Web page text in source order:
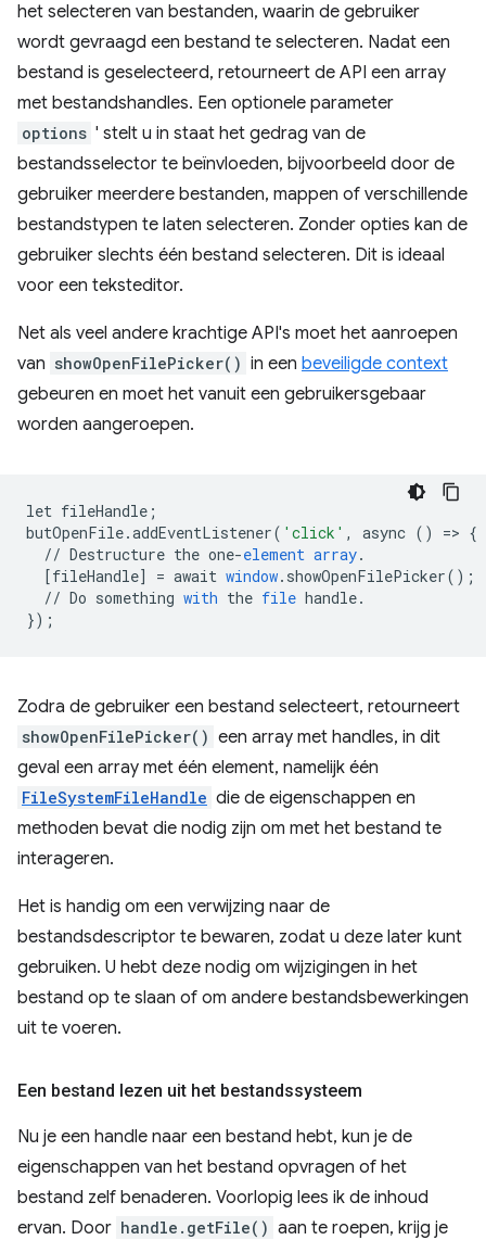
het selecteren van bestanden, waarin de gebruiker
wordt gevraagd een bestand te selecteren. Nadat een
bestand is geselecteerd, retourneert de API een array
met bestandshandles. Een optionele parameter
options ' stelt u in staat het gedrag van de
bestandsselector te beïnvloeden, bijvoorbeeld door de
gebruiker meerdere bestanden, mappen of verschillende
bestandstypen te laten selecteren. Zonder opties kan de
gebruiker slechts één bestand selecteren. Dit is ideaal
voor een teksteditor.
Net als veel andere krachtige API's moet het aanroepen
van showOpenFilePicker() in een beveiligde context
gebeuren en moet het vanuit een gebruikersgebaar
worden aangeroepen.
let fileHandle ;
butOpenFile.addEventListener( 'click' , async () => {
// Destructure the one-element array.
[fileHandle] = await window. showOpenFilePicker();
// Do something with the file handle.
});
Zodra de gebruiker een bestand selecteert, retourneert
showOpenFilePicker() een array met handles, in dit
geval een array met één element, namelijk één
FileSystemFileHandle die de eigenschappen en
methoden bevat die nodig zijn om met het bestand te
interageren.
Het is handig om een ​​verwijzing naar de
bestandsdescriptor te bewaren, zodat u deze later kunt
gebruiken. U hebt deze nodig om wijzigingen in het
bestand op te slaan of om andere bestandsbewerkingen
uit te voeren.
Een bestand lezen uit het bestandssysteem
Nu je een handle naar een bestand hebt, kun je de
eigenschappen van het bestand opvragen of het
bestand zelf benaderen. Voorlopig lees ik de inhoud
ervan. Door handle.getFile() aan te roepen, krijg je